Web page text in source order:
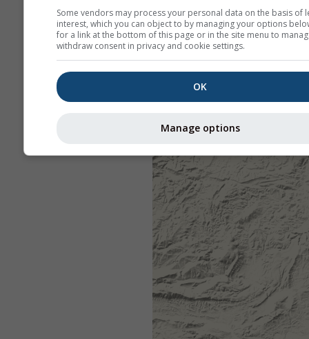
Some vendors may process your personal data on the basis of
interest, which you can object to by managing your options
for a link at the bottom of this page or in the site menu to
withdraw consent in privacy and cookie settings.
OK
Manage options